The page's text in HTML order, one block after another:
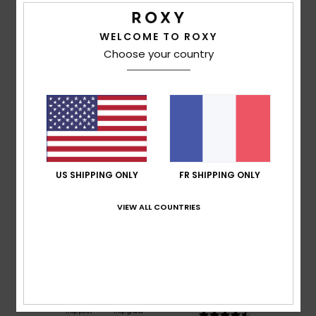
Note moyenne
5.0
Trop petit Trop grand
4.5
WELCOME TO ROXY
Choose your country
US SHIPPING ONLY FR SHIPPING ONLY
VIEW ALL COUNTRIES